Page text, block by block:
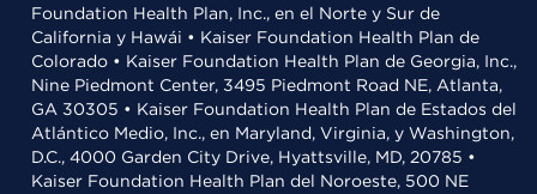
Foundation Health Plan, Inc., en el Norte y Sur de
California y Hawái • Kaiser Foundation Health Plan de
Colorado • Kaiser Foundation Health Plan de Georgia, Inc.,
Nine Piedmont Center, 3495 Piedmont Road NE, Atlanta,
GA 30305 • Kaiser Foundation Health Plan de Estados del
Atlántico Medio, Inc., en Maryland, Virginia, y Washington,
D.C., 4000 Garden City Drive, Hyattsville, MD, 20785 •
Kaiser Foundation Health Plan del Noroeste, 500 NE